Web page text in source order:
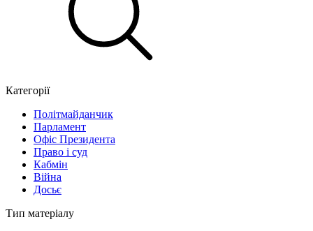
Категорії
Політмайданчик
Парламент
Офіс Президента
Право і суд
Кабмін
Війна
Досьє
Тип матеріалу